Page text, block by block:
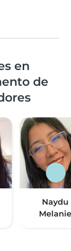
en
de
Naydu
Melanie